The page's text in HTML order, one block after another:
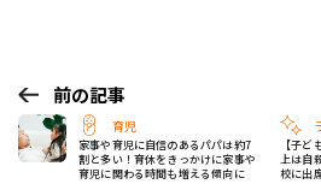
前の記事
育児
家事や育児に自信のあるパパは約7
割と多い！育休をきっかけに家事や
育児に関わる時間も増える傾向に
【子
上は自
校に出